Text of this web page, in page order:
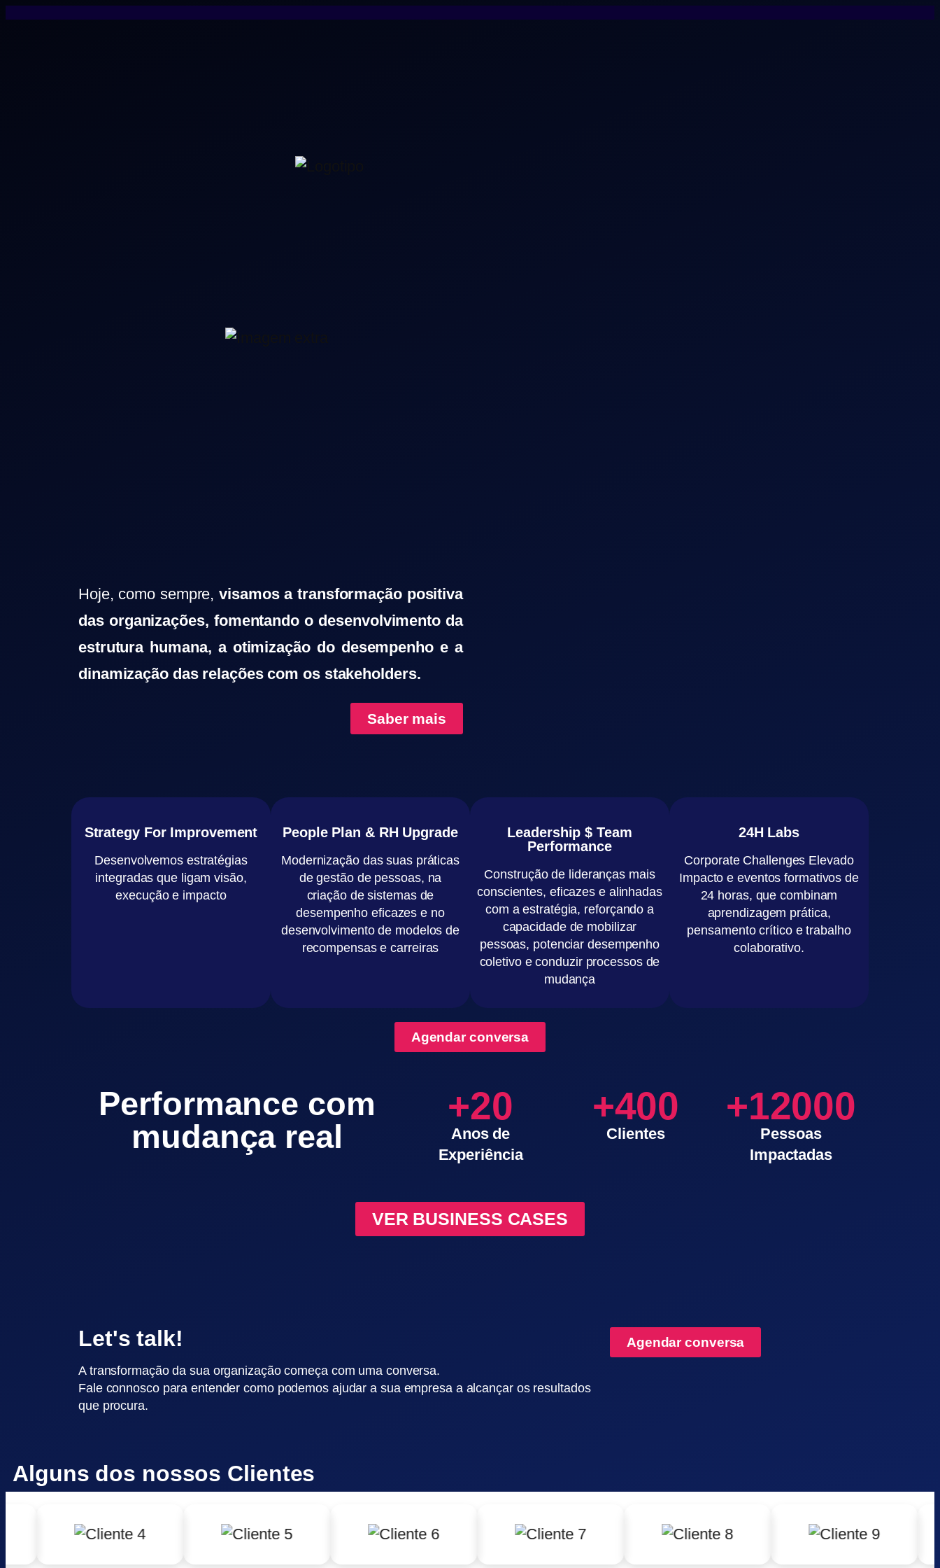
Hoje, como sempre,visamos a transformação positiva
das organizações, fomentando o desenvolvimento da
estrutura humana, a otimização do desempenho e a
dinamização das relações com os stakeholders.
Saber mais
Strategy For Improvement
Desenvolvemos estratégias
integradas que ligam visão,
execução e impacto
People Plan & RH Upgrade
Modernização das suas práticas
de gestão de pessoas, na
criação de sistemas de
desempenho eficazes e no
desenvolvimento de modelos de
recompensas e carreiras
Leadership $ Team
Performance
Construção de lideranças mais
conscientes, eficazes e alinhadas
com aestratégia, reforçando a
capacidade de mobilizar
pessoas, potenciar desempenho
coletivo e conduzir processos de
mudança
24H Labs
Corporate Challenges Elevado
Impacto eeventos formativos de
24 horas, que combinam
aprendizagem prática,
pensamento crítico e trabalho
colaborativo.
Agendar conversa
Performance com
mudança real
+20
Anos de
Experiência
+400
Clientes
+12000
Pessoas
Impactadas
VER BUSINESS CASES
Let's talk!
A transformação da sua organização começa com uma conversa.
Fale connosco para entender como podemos ajudar a sua empresa a alcançar os resultados
que procura.
Agendar conversa
Alguns dos nossos Clientes